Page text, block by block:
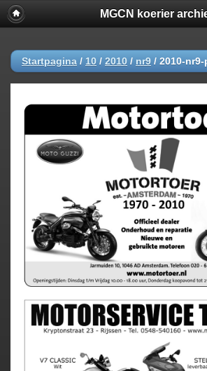
MGCN koerier
Startpagina / 10 / 2010 / nr9 / 2010-nr9-